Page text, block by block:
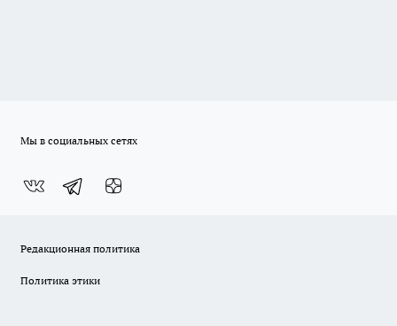
Мы в социальных сетях
Редакционная политика
Политика этики